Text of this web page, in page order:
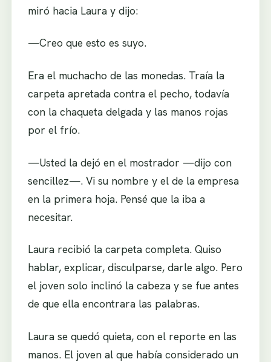
miró hacia Laura y dijo:
—Creo que esto es suyo.
Era el muchacho de las monedas. Traía la
carpeta apretada contra el pecho, todavía
con la chaqueta delgada y las manos rojas
por el frío.
—Usted la dejó en el mostrador —dijo con
sencillez—. Vi su nombre y el de la empresa
en la primera hoja. Pensé que la iba a
necesitar.
Laura recibió la carpeta completa. Quiso
hablar, explicar, disculparse, darle algo. Pero
el joven solo inclinó la cabeza y se fue antes
de que ella encontrara las palabras.
Laura se quedó quieta, con el reporte en las
manos. El joven al que había considerado un